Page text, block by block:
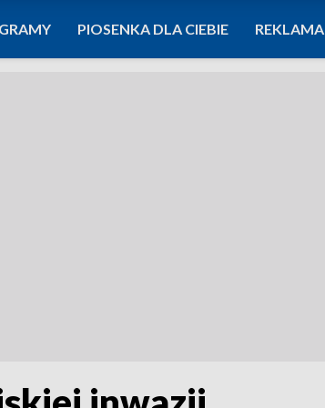
PIOSENKA DLA CIEBIE REKLAMA